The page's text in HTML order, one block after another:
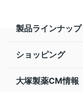
製品ラインナップ
ショッピング
大塚製薬CM情報